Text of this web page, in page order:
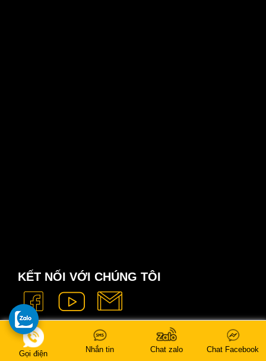
KẾT NỐI VỚI CHÚNG TÔI
Gọi điện Nhắn tin Chat zalo Chat Facebook